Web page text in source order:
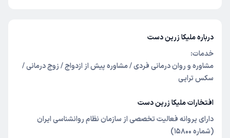
درباره ملیکا زرین دست
خدمات:
مشاوره و روان درمانی فردی / مشاوره پیش از ازدواج / زوج درمانی /
سکس تراپی
افتخارات ملیکا زرین دست
دارای پروانه فعالیت تخصصی از سازمان نظام روانشناسی ایران
(شماره 15800)